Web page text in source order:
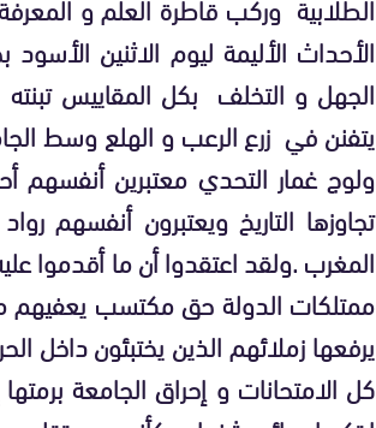
الأحداث الأليمة ليوم الاثنين
الجهل و التخلف بكل المقاييس
يتفنن في زرع الرعب و الهلع وسط
ولوج غمار التحدي معتبرين أنفسهم
تجاوزها التاريخ ويعتبرون أنفسهم
المغرب .ولقد اعتقدوا أن ما أقدموا
ممتلكات الدولة حق مكتسب يعفيهم
يرفعها زملائهم الذين يختبئون داخل
كل الامتحانات و إحراق الجامعة